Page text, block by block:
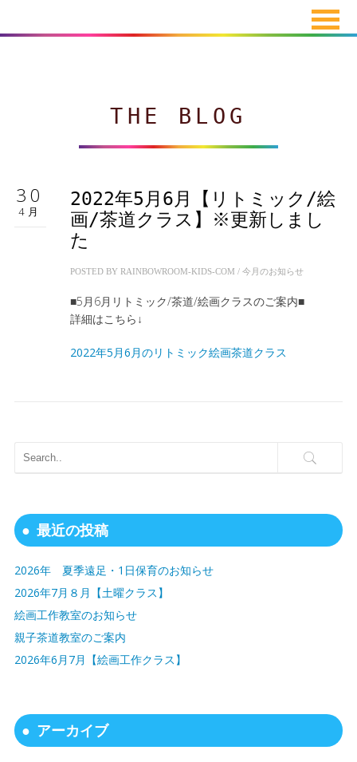
THE BLOG
30
4月
2022年5月6月【リトミック/絵
画/茶道クラス】※更新しまし
た
POSTED BY RAINBOWROOM-KIDS-COM / 今月のお知らせ
■5月6月リトミック/茶道/絵画クラスのご案内■
詳細はこちら↓
2022年5月6月のリトミック絵画茶道クラス
最近の投稿
2026年 夏季遠足・1日保育のお知らせ
2026年7月８月【土曜クラス】
絵画工作教室のお知らせ
親子茶道教室のご案内
2026年6月7月【絵画工作クラス】
アーカイブ